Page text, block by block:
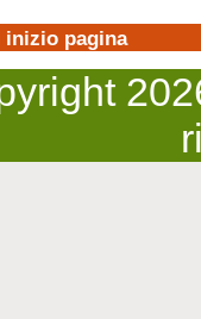
inizio pagina